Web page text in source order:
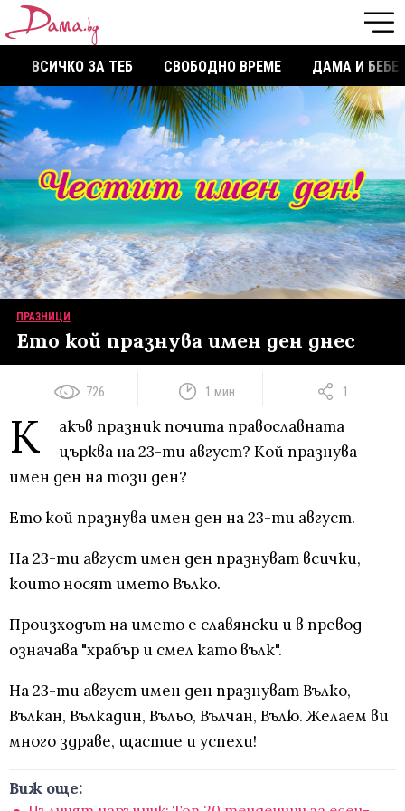
ВСИЧКО ЗА ТЕБ СВОБОДНО ВРЕМЕ ДАМА И БЕБЕ
ПРАЗНИЦИ
Ето кой празнува имен ден днес
726 1 мин 1
К
акъв празник почита православната
църква на 23-ти август? Кой празнува
имен ден на този ден?
Ето кой празнува имен ден на 23-ти август.
На 23-ти август имен ден празнуват всички,
които носят името Вълко.
Произходът на името е славянски и в превод
означава "храбър и смел като вълк".
На 23-ти август имен ден празнуват Вълко,
Вълкан, Вълкадин, Въльо, Вълчан, Вълю. Желаем ви
много здраве, щастие и успехи!
Виж още: